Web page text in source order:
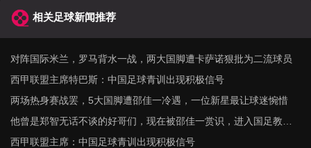
相关足球新闻推荐
对阵国际米兰，罗马背水一战，两大国脚遭卡萨诺狠批为二流球员
西甲联盟主席特巴斯：中国足球青训出现积极信号
两场热身赛战罢，5大国脚遭邵佳一冷遇，一位新星最让球迷惋惜
他曾是郑智无话不谈的好哥们，现在被邵佳一赏识，进入国足教练
组
西甲联盟主席：中国足球青训出现积极信号